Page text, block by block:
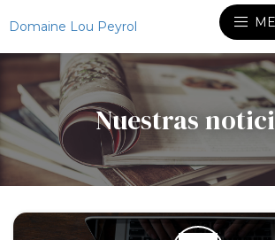
Domaine Lou Peyrol
Nuestras